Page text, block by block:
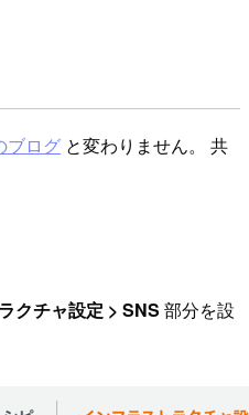
ブログ と変わりません。 共
クチャ設定 > SNS 部分を設